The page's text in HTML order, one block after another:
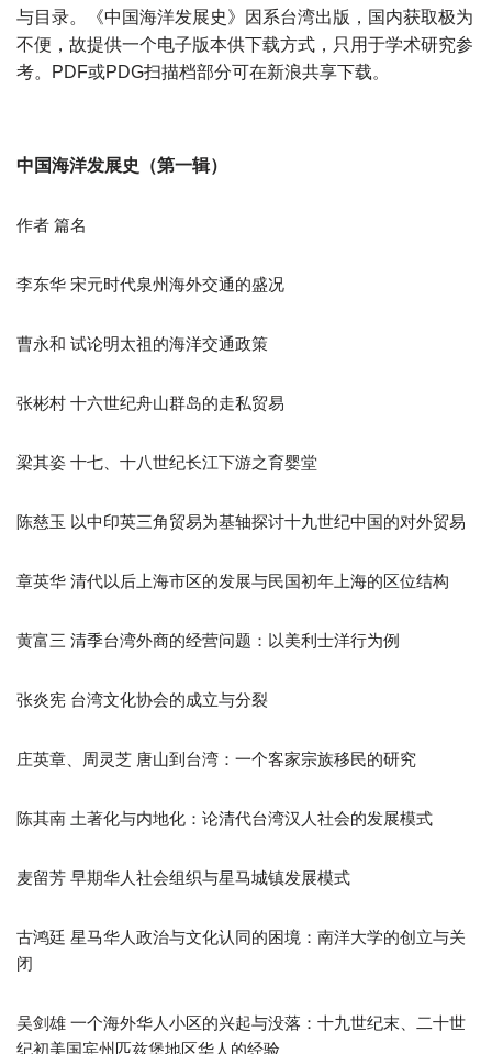
与目录。《中国海洋发展史》因系台湾出版，国内获取极为
不便，故提供一个电子版本供下载方式，只用于学术研究参
考。PDF或PDG扫描档部分可在新浪共享下载。
中国海洋发展史（第一辑）
作者 篇名
李东华 宋元时代泉州海外交通的盛况
曹永和 试论明太祖的海洋交通政策
张彬村 十六世纪舟山群岛的走私贸易
梁其姿 十七、十八世纪长江下游之育婴堂
陈慈玉 以中印英三角贸易为基轴探讨十九世纪中国的对外贸易
章英华 清代以后上海市区的发展与民国初年上海的区位结构
黄富三 清季台湾外商的经营问题：以美利士洋行为例
张炎宪 台湾文化协会的成立与分裂
庄英章、周灵芝 唐山到台湾：一个客家宗族移民的研究
陈其南 土著化与内地化：论清代台湾汉人社会的发展模式
麦留芳 早期华人社会组织与星马城镇发展模式
古鸿廷 星马华人政治与文化认同的困境：南洋大学的创立与关
闭
吴剑雄 一个海外华人小区的兴起与没落：十九世纪末、二十世
纪初美国宾州匹兹堡地区华人的经验